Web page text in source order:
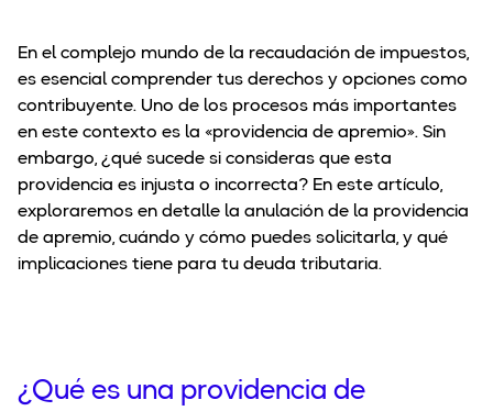
En el complejo mundo de la recaudación de impuestos,
es esencial comprender tus derechos y opciones como
contribuyente. Uno de los procesos más importantes
en este contexto es la «providencia de apremio». Sin
embargo, ¿qué sucede si consideras que esta
providencia es injusta o incorrecta? En este artículo,
exploraremos en detalle la anulación de la providencia
de apremio, cuándo y cómo puedes solicitarla, y qué
implicaciones tiene para tu deuda tributaria.
¿Qué es una providencia de